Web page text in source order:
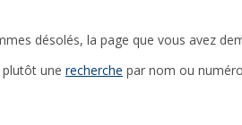
désolés, la page que vous avez
plutôt une recherche par nom ou